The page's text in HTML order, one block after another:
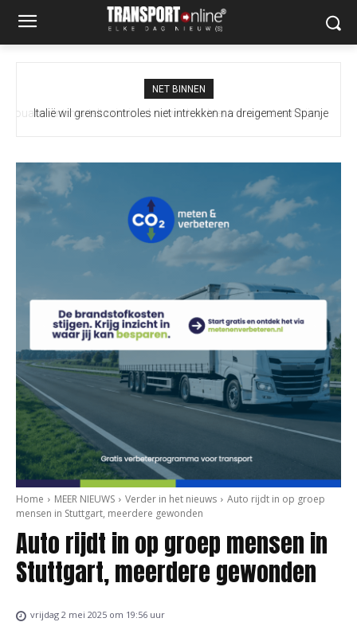
NET BINNEN
Italië wil grenscontroles niet intrekken na dreigement Spanje
Home MEER NIEUWS Verder in het nieuws
Auto rijdt in op groep
mensen in Stuttgart, meerdere gewonden
Auto rijdt in op groep mensen in
Stuttgart, meerdere gewonden
vrijdag 2 mei 2025 om 19:56 uur